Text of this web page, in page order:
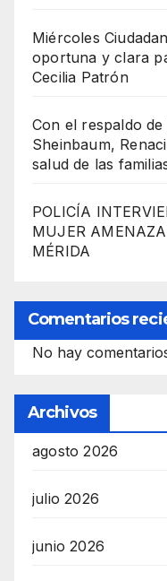
Miércoles
oportuna y clara
Cecilia Patrón
Con el respaldo
Sheinbaum,
salud de las
POLICÍA
MUJER
MÉRIDA
Comentarios
No hay
Archivos
agosto 2026
julio 2026
junio 2026